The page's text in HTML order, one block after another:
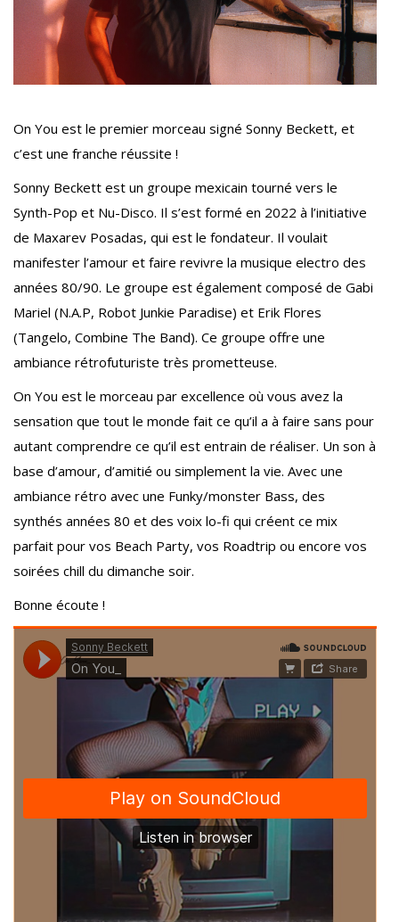
On You est le premier morceau signé Sonny Beckett, et
c’est une franche réussite !
Sonny Beckett est un groupe mexicain tourné vers le
Synth-Pop et Nu-Disco. Il s’est formé en 2022 à l’initiative
de Maxarev Posadas, qui est le fondateur. Il voulait
manifester l’amour et faire revivre la musique electro des
années 80/90. Le groupe est également composé de Gabi
Mariel (N.A.P, Robot Junkie Paradise) et Erik Flores
(Tangelo, Combine The Band). Ce groupe offre une
ambiance rétrofuturiste très prometteuse.
On You est le morceau par excellence où vous avez la
sensation que tout le monde fait ce qu’il a à faire sans pour
autant comprendre ce qu’il est entrain de réaliser. Un son à
base d’amour, d’amitié ou simplement la vie. Avec une
ambiance rétro avec une Funky/monster Bass, des
synthés années 80 et des voix lo-fi qui créent ce mix
parfait pour vos Beach Party, vos Roadtrip ou encore vos
soirées chill du dimanche soir.
Bonne écoute !